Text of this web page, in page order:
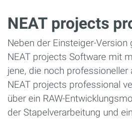
NEAT projects
Neben der Einsteiger-Version
NEAT projects Software mit
jene, die noch professioneller
NEAT projects professional
über ein RAW-
der Stapelverarbeitung und